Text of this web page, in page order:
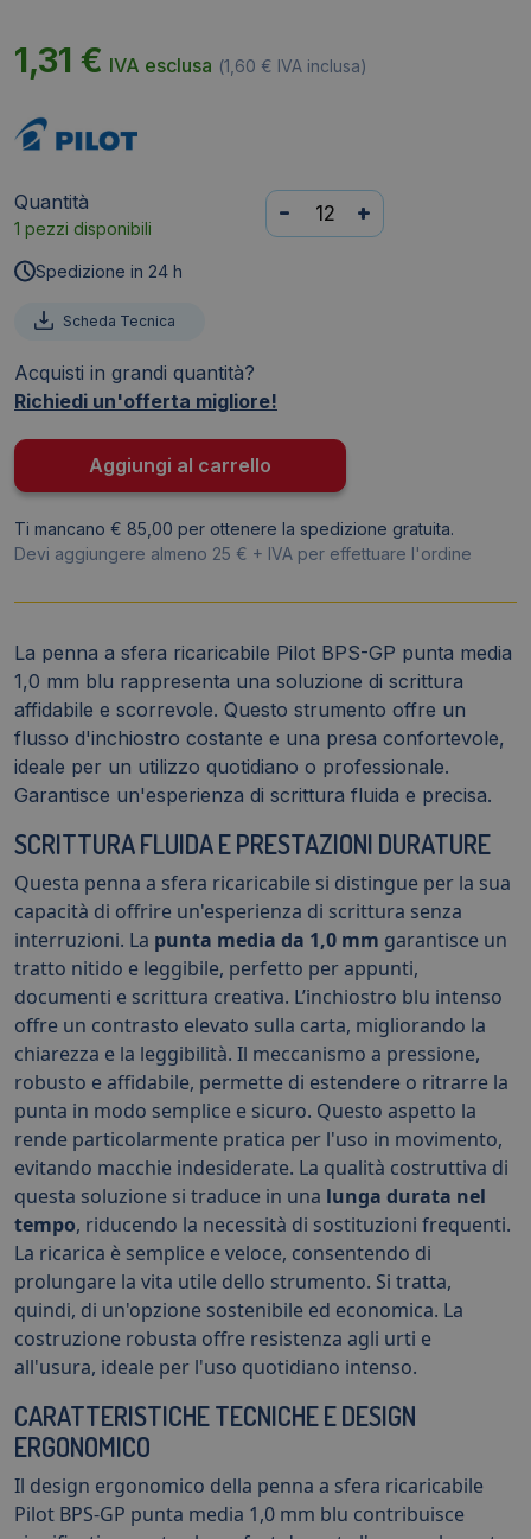
1,31 € IVA esclusa (1,60 € IVA inclusa)
Quantità
1 pezzi disponibili
Penne
a
1
-
BPS-
GP
(12
quantità
- +
Spedizione in 24 h
Scheda Tecnica
Acquisti in grandi quantità?
Richiedi un'offerta migliore!
Aggiungi al carrello
Ti mancano € 85,00 per ottenere la spedizione gratuita.
Devi aggiungere almeno 25 € + IVA per effettuare l'ordine
La penna a sfera ricaricabile Pilot BPS-GP punta media
1,0 mm blu rappresenta una soluzione di scrittura
affidabile e scorrevole. Questo strumento offre un
flusso d'inchiostro costante e una presa confortevole,
ideale per un utilizzo quotidiano o professionale.
Garantisce un'esperienza di scrittura fluida e precisa.
SCRITTURA FLUIDA E PRESTAZIONI DURATURE
Questa penna a sfera ricaricabile si distingue per la sua
capacità di offrire un'esperienza di scrittura senza
interruzioni. La punta media da 1,0 mm garantisce un
tratto nitido e leggibile, perfetto per appunti,
documenti e scrittura creativa. L’inchiostro blu intenso
offre un contrasto elevato sulla carta, migliorando la
chiarezza e la leggibilità. Il meccanismo a pressione,
robusto e affidabile, permette di estendere o ritrarre la
punta in modo semplice e sicuro. Questo aspetto la
rende particolarmente pratica per l'uso in movimento,
evitando macchie indesiderate. La qualità costruttiva di
questa soluzione si traduce in una lunga durata nel
tempo, riducendo la necessità di sostituzioni frequenti.
La ricarica è semplice e veloce, consentendo di
prolungare la vita utile dello strumento. Si tratta,
quindi, di un'opzione sostenibile ed economica. La
costruzione robusta offre resistenza agli urti e
all'usura, ideale per l'uso quotidiano intenso.
CARATTERISTICHE TECNICHE E DESIGN
ERGONOMICO
Il design ergonomico della penna a sfera ricaricabile
Pilot BPS-GP punta media 1,0 mm blu contribuisce